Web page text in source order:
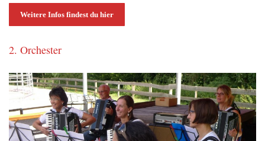
Weitere Infos findest du hier
2. Orchester